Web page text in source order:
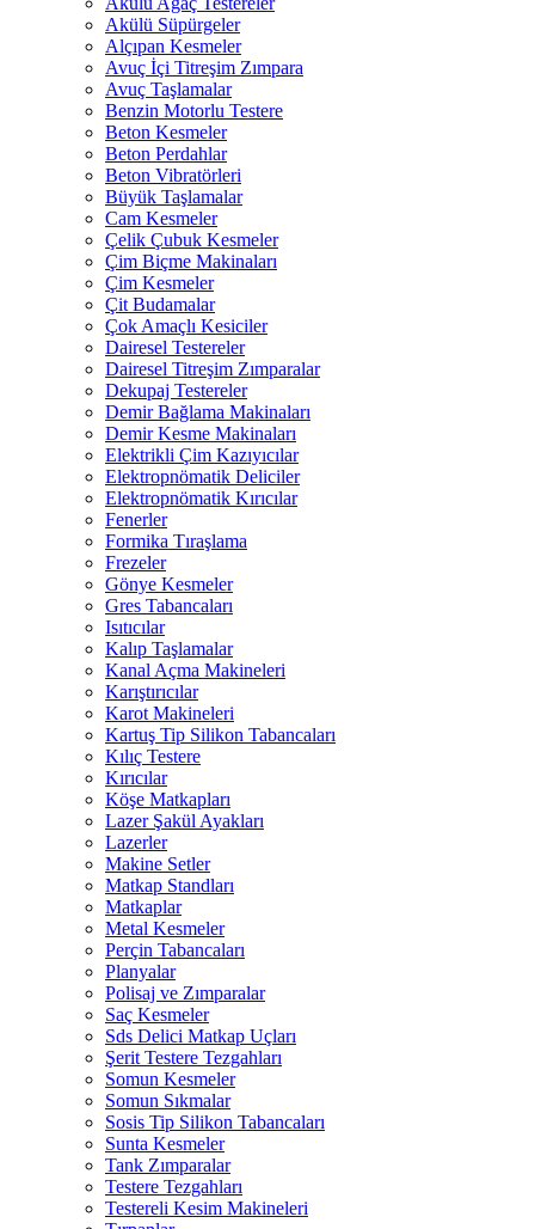
Akülü Süpürgeler
Alçıpan Kesmeler
Avuç İçi Titreşim Zımpara
Avuç Taşlamalar
Benzin Motorlu Testere
Beton Kesmeler
Beton Perdahlar
Beton Vibratörleri
Büyük Taşlamalar
Cam Kesmeler
Çelik Çubuk Kesmeler
Çim Biçme Makinaları
Çim Kesmeler
Çit Budamalar
Çok Amaçlı Kesiciler
Dairesel Testereler
Dairesel Titreşim Zımparalar
Dekupaj Testereler
Demir Bağlama Makinaları
Demir Kesme Makinaları
Elektrikli Çim Kazıyıcılar
Elektropnömatik Deliciler
Elektropnömatik Kırıcılar
Fenerler
Formika Tıraşlama
Frezeler
Gönye Kesmeler
Gres Tabancaları
Isıtıcılar
Kalıp Taşlamalar
Kanal Açma Makineleri
Karıştırıcılar
Karot Makineleri
Kartuş Tip Silikon Tabancaları
Kılıç Testere
Kırıcılar
Köşe Matkapları
Lazer Şakül Ayakları
Lazerler
Makine Setler
Matkap Standları
Matkaplar
Metal Kesmeler
Perçin Tabancaları
Planyalar
Polisaj ve Zımparalar
Saç Kesmeler
Sds Delici Matkap Uçları
Şerit Testere Tezgahları
Somun Kesmeler
Somun Sıkmalar
Sosis Tip Silikon Tabancaları
Sunta Kesmeler
Tank Zımparalar
Testere Tezgahları
Testereli Kesim Makineleri